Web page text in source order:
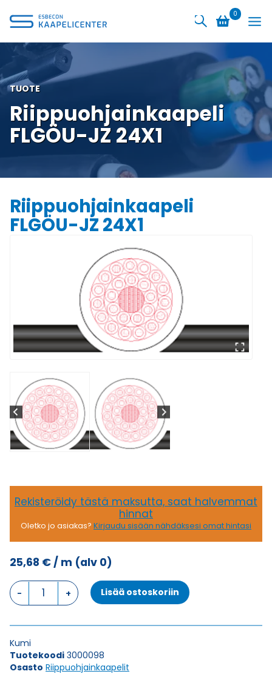
sisältöön
0
TUOTE
Riippuohjainkaapeli
FLGÖU-JZ 24X1
Riippuohjainkaapeli
FLGÖU-JZ 24X1
Rekisteröidy tästä maksutta, saat halvemmat
hinnat
Oletko jo asiakas? Kirjaudu sisään nähdäksesi omat hintasi
25,68 €/ m (alv 0)
Riippuohjainkaapeli
FLGÖU-
24X1
Lisää ostoskoriin
Kumi
Tuotekoodi 3000098
Osasto Riippuohjainkaapelit